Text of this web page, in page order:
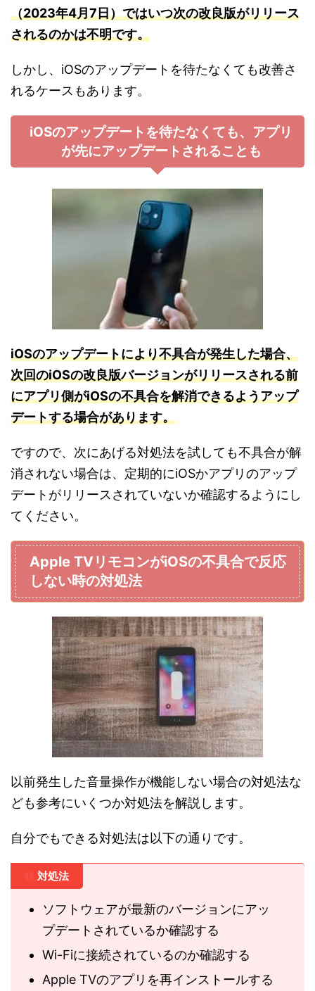
（2023年4月7日）ではいつ次の改良版がリリース
されるのかは不明です。
しかし、iOSのアップデートを待たなくても改善さ
れるケースもあります。
iOSのアップデートを待たなくても、アプリ
が先にアップデートされることも
iOSのアップデートにより不具合が発生した場合、
次回のiOSの改良版バージョンがリリースされる前
にアプリ側がiOSの不具合を解消できるようアップ
デートする場合があります。
ですので、次にあげる対処法を試しても不具合が解
消されない場合は、定期的にiOSかアプリのアップ
デートがリリースされていないか確認するようにし
てください。
Apple TVリモコンがiOSの不具合で反応
しない時の対処法
以前発生した音量操作が機能しない場合の対処法な
ども参考にいくつか対処法を解説します。
自分でもできる対処法は以下の通りです。
対処法
ソフトウェアが最新のバージョンにアッ
プデートされているか確認する
Wi-Fiに接続されているのか確認する
Apple TVのアプリを再インストールする